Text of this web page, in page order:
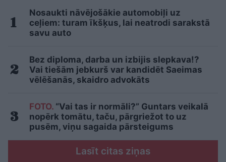
Nosaukti nāvējošākie automobiļi uz
ceļiem: turam īkšķus, lai neatrodi sarakstā
savu auto
Bez diploma, darba un izbijis slepkava!?
Vai tiešām jebkurš var kandidēt Saeimas
vēlēšanās, skaidro advokāts
FOTO. “Vai tas ir normāli?” Guntars veikalā
nopērk tomātu, taču, pārgriežot to uz
pusēm, viņu sagaida pārsteigums
Lasīt citas ziņas